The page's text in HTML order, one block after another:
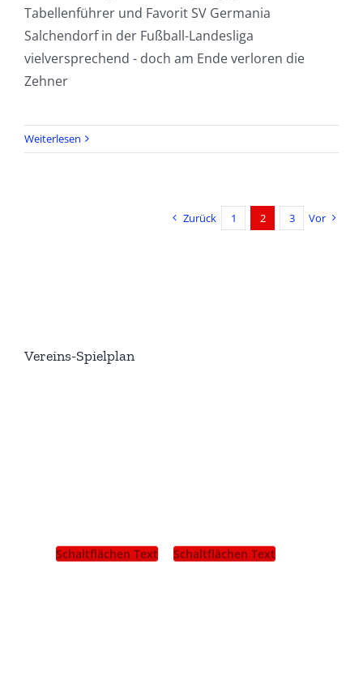
Tabellenführer und Favorit SV Germania
Salchendorf in der Fußball-Landesliga
vielversprechend - doch am Ende verloren die
Zehner
Weiterlesen
Zurück 1 2 3 Vor
Vereins-Spielplan
Schaltflächen Text Schaltflächen Text